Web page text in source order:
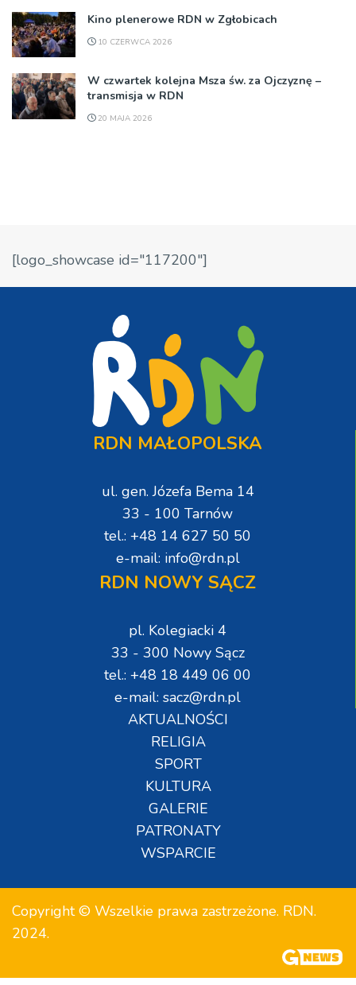
Kino plenerowe RDN w Zgłobicach
10 CZERWCA 2026
W czwartek kolejna Msza św. za Ojczyznę –
transmisja w RDN
20 MAJA 2026
[logo_showcase id="117200"]
RDN MAŁOPOLSKA
ul. gen. Józefa Bema 14
33 - 100 Tarnów
tel.: +48 14 627 50 50
e-mail: info@rdn.pl
RDN NOWY SĄCZ
pl. Kolegiacki 4
33 - 300 Nowy Sącz
tel.: +48 18 449 06 00
e-mail: sacz@rdn.pl
AKTUALNOŚCI
RELIGIA
SPORT
KULTURA
GALERIE
PATRONATY
WSPARCIE
Copyright © Wszelkie prawa zastrzeżone. RDN.
2024.